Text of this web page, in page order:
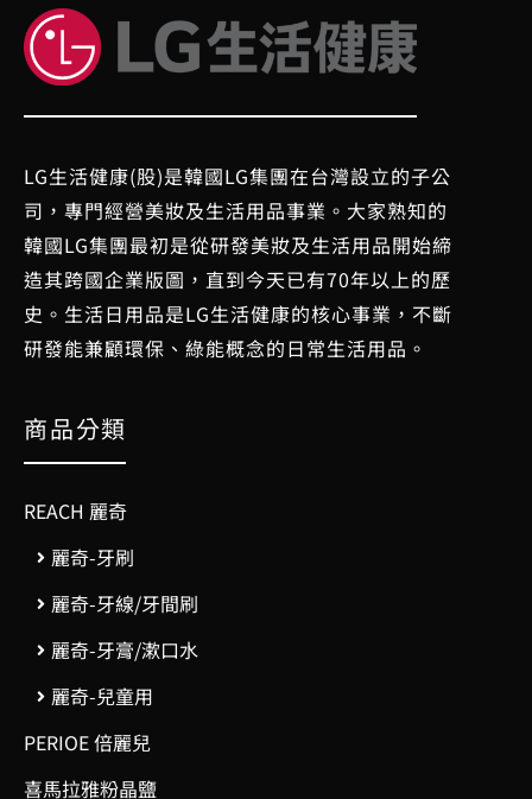
LG生活健康(股)是韓國LG集團在台灣設立的子公
司，專門經營美妝及生活用品事業。大家熟知的
韓國LG集團最初是從研發美妝及生活用品開始締
造其跨國企業版圖，直到今天已有70年以上的歷
史。生活日用品是LG生活健康的核心事業，不斷
研發能兼顧環保、綠能概念的日常生活用品。
商品分類
REACH 麗奇
麗奇-牙刷
麗奇-牙線/牙間刷
麗奇-牙膏/漱口水
麗奇-兒童用
PERIOE 倍麗兒
喜馬拉雅粉晶鹽